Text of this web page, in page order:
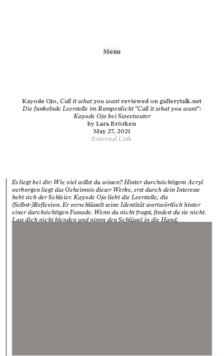
Menu
Kayode Ojo,Call it what you wantreviewed on gallerytalk.net
Die funkelnde Leerstelle im Rampenlicht "Call it what you want":
Kayode Ojo bei Sweetwater
by Lara Brörken
May 27, 2021
External Link
Es liegt bei dir: Wie viel willst du wissen? Hinter durchsichtigem Acryl
verborgen liegt das Geheimnis dieser Werke, erst durch dein Interesse
hebt sich der Schleier. Kayode Ojo liebt die Leerstelle, die
(Selbst-)Reflexion. Er verschlüsselt seine Identität wortwörtlich hinter
einer durchsichtigen Fassade. Wenn du nicht fragst, findest du sie nicht.
Lass dich nicht blenden und nimm den Schlüssel in die Hand.